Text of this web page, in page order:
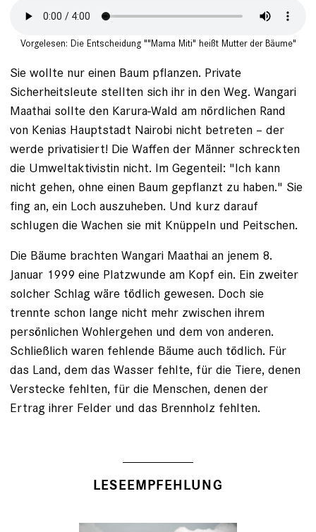
Vorgelesen: Die Entscheidung ""Mama Miti" heißt Mutter der Bäume"
Sie wollte nur einen Baum pflanzen. Private
Sicherheitsleute stellten sich ihr in den Weg. Wangari
Maathai sollte den Karura-Wald am nördlichen Rand
von Kenias Hauptstadt Nairobi nicht betreten – der
werde privatisiert! Die Waffen der Männer schreckten
die Umweltaktivistin nicht. Im Gegenteil: "Ich kann
nicht gehen, ohne einen Baum gepflanzt zu haben." Sie
fing an, ein Loch auszuheben. Und kurz darauf
schlugen die Wachen sie mit Knüppeln und Peitschen.
Die Bäume brachten Wangari Maathai an jenem 8.
Januar 1999 eine Platzwunde am Kopf ein. Ein zweiter
solcher Schlag wäre tödlich gewesen. Doch sie
trennte schon lange nicht mehr zwischen ihrem
persönlichen Wohlergehen und dem von anderen.
Schließlich waren fehlende Bäume auch tödlich. Für
das Land, dem das Wasser fehlte, für die Tiere, denen
Verstecke fehlten, für die Menschen, denen der
Ertrag ihrer Felder und das Brennholz fehlten.
LESEEMPFEHLUNG